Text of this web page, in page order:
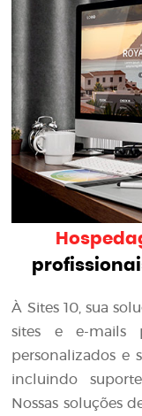
À Sites 10, sua
sites e e-mails
personalizados e
incluindo
Nossas soluções